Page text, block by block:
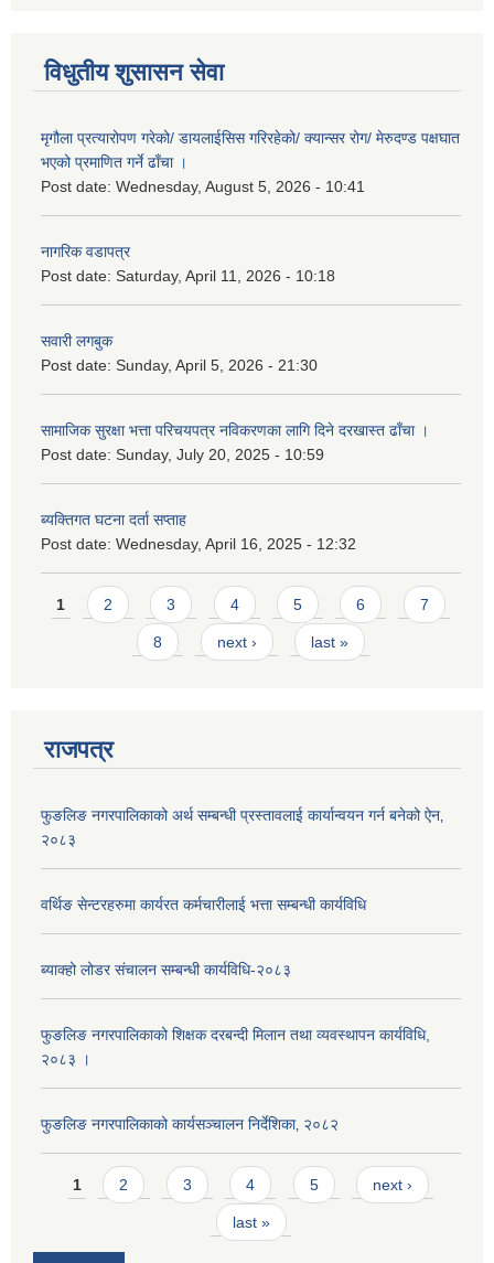
विधुतीय शुसासन सेवा
मृगौला प्रत्यारोपण गरेको/ डायलाईसिस गरिरहेको/ क्यान्सर रोग/ मेरुदण्ड पक्षघात
भएको प्रमाणित गर्ने ढाँचा ।
Post date: Wednesday, August 5, 2026 - 10:41
नागरिक वडापत्र
Post date: Saturday, April 11, 2026 - 10:18
सवारी लगबुक
Post date: Sunday, April 5, 2026 - 21:30
सामाजिक सुरक्षा भत्ता परिचयपत्र नविकरणका लागि दिने दरखास्त ढाँचा ।
Post date: Sunday, July 20, 2025 - 10:59
ब्यक्तिगत घटना दर्ता सप्ताह
Post date: Wednesday, April 16, 2025 - 12:32
Pages
1 2 3 4 5 6 7
8 next › last »
राजपत्र
फुङलिङ नगरपालिकाको अर्थ सम्बन्धी प्रस्तावलाई कार्यान्वयन गर्न बनेको ऐन‚
२०८३
वर्थिङ सेन्टरहरुमा कार्यरत कर्मचारीलाई भत्ता सम्बन्धी कार्यविधि
ब्याक्हो लोडर संचालन सम्बन्धी कार्यविधि-२०८३
फुङलिङ नगरपालिकाको शिक्षक दरबन्दी मिलान तथा व्यवस्थापन कार्यविधि,
२०८३ ।
फुङलिङ नगरपालिकाको कार्यसञ्चालन निर्देशिका‚ २०८२
Pages
1 2 3 4 5 next ›
last »